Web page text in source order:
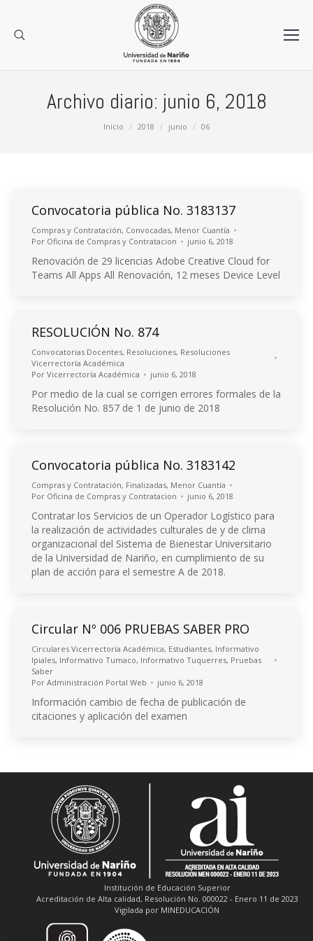
Archivo diario: junio 6, 2018
Inicio 2018 junio 06
Convocatoria pública No. 3183137
Compras y Contratación, Convocadas, Menor Cuantía
Por Oficina de Compras y Contratacion junio 6, 2018
Renovación de 29 licencias Adobe Creative Cloud for
Teams All Apps All Renovación, 12 meses Device Level
RESOLUCIÓN No. 874
Convocatorias Docentes, Resoluciones, Resoluciones
Vicerrectoría Académica
Por Vicerrectoría Académica junio 6, 2018
Por medio de la cual se corrigen errores formales de la
Resolución No. 857 de 1 de junio de 2018
Convocatoria pública No. 3183142
Compras y Contratación, Finalizadas, Menor Cuantía
Por Oficina de Compras y Contratacion junio 6, 2018
Contratar los Servicios de un Operador Logístico para
la realización de actividades culturales de y de clima
organizacional del Sistema de Bienestar Universitario
de la Universidad de Nariño, en cumplimiento de su
plan de acción para el semestre A de 2018.
Circular Nº 006 PRUEBAS SABER PRO
Circulares Vicerrectoría Académica, Estudiantes, Informativo
Ipiales, Informativo Tumaco, Informativo Tuquerres, Pruebas
Saber
Por Administración Portal Web junio 6, 2018
Información cambio de fecha de publicación de
citaciones y aplicación del examen
Institución de Educación Superior
Acreditación de Alta calidad, Resolución No. 000022 - Enero 11 de 2023
Vigilada por MINEDUCACIÓN